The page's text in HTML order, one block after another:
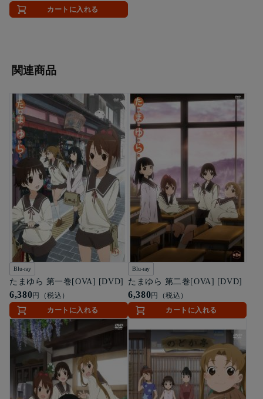
カートに入れる
関連商品
Blu-ray
たまゆら 第一巻[OVA] [DVD]
6,380円（税込）
カートに入れる
Blu-ray
たまゆら 第二巻[OVA] [DVD]
6,380円（税込）
カートに入れる